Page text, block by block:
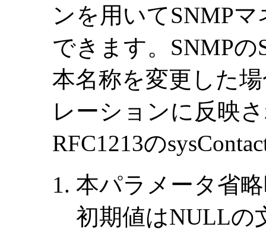
ンを用いてSNMP
できます。SNMP
本名称を変更した
レーションに反映
RFC1213の
本パラメータ省
初期値はNULLの